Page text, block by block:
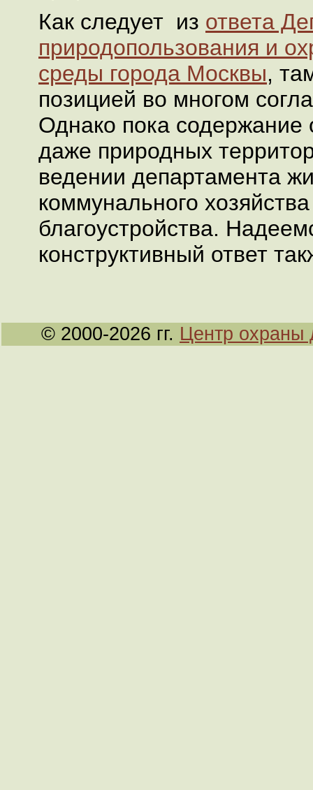
Как следует из ответа
природопользования и
среды города Москвы,
позицией во многом
Однако пока содержание
даже природных
ведении департамента
коммунального
благоустройства.
конструктивный ответ
© 2000-2026 гг. Центр охраны